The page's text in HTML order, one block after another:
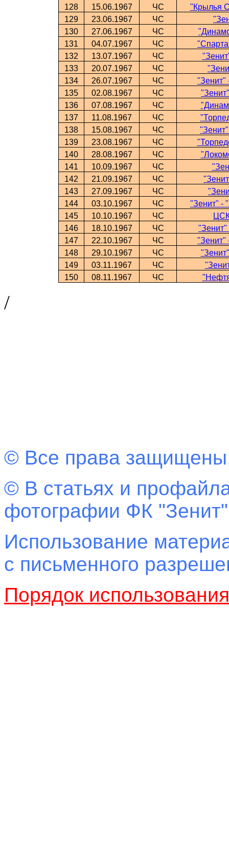
128
15.06.1967 ЧС
"Крылья
129
23.06.1967 ЧС
130
27.06.1967 ЧС
131
04.07.1967 ЧС
132
13.07.1967 ЧС
133
20.07.1967 ЧС
134
26.07.1967 ЧС
"Зенит"
135
02.08.1967 ЧС
136
07.08.1967 ЧС
137
11.08.1967 ЧС
138
15.08.1967 ЧС
139
23.08.1967 ЧС
140
28.08.1967 ЧС
141
10.09.1967 ЧС
142
21.09.1967 ЧС
143
27.09.1967 ЧС
144
03.10.1967 ЧС
"Зенит" -
145
10.10.1967 ЧС
146
18.10.1967 ЧС
147
22.10.1967 ЧС
"Зенит"
148
29.10.1967 ЧС
149
03.11.1967 ЧС
150
08.11.1967 ЧС
/
© Все права
© В статьях и
фотографии ФК
Использование
с письменного
Порядок